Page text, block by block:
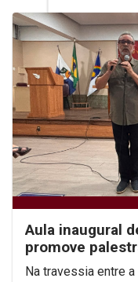
Aula inaugural
promove
Na travessia entre